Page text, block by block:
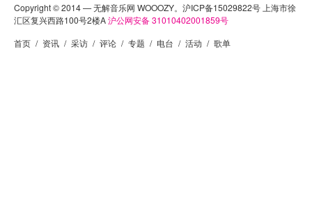
Copyright © 2014 — 无解音乐网 WOOOZY。沪ICP备15029822号 上海市徐
汇区复兴西路100号2楼A沪公网安备 31010402001859号
首页 / 资讯 / 采访 / 评论 / 专题 / 电台 / 活动 / 歌单